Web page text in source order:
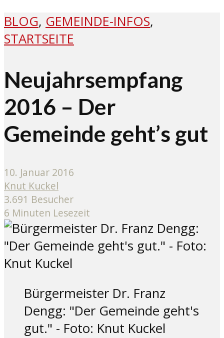
BLOG, GEMEINDE-INFOS,
STARTSEITE
Neujahrsempfang
2016 – Der
Gemeinde geht’s gut
10. Januar 2016
Knut Kuckel
3.691 Besucher
6 Minuten Lesezeit
Bürgermeister Dr. Franz
Dengg: "Der Gemeinde geht's
gut." - Foto: Knut Kuckel